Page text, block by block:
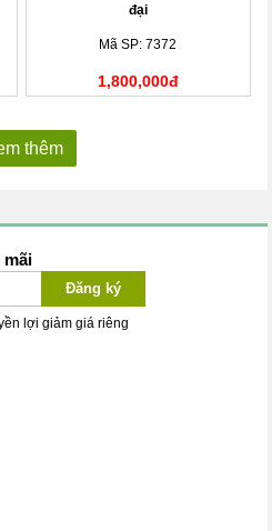
đại
Mã SP: 7372
1,800,000đ
thêm
mãi
Đăng ký
lợi giảm giá riêng